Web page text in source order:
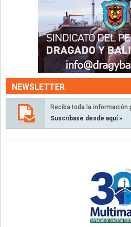
NEWSLETTER
Reciba toda la información
Suscríbase desde aquí »